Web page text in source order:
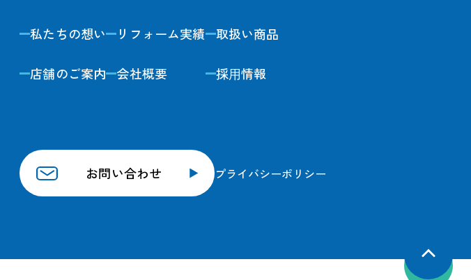
私たちの想い
店舗のご案内
リフォーム実績
会社概要
取扱い商品
採⽤情報
お問い合わせ プライバシーポリシー